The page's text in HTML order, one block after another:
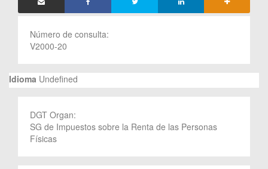
Número de consulta:
V2000-20
Idioma Undefined
DGT Organ:
SG de Impuestos sobre la Renta de las Personas
Físicas